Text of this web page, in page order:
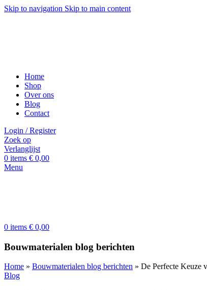
Skip to navigation Skip to main content
Home
Shop
Over ons
Blog
Contact
Login / Register
Zoek op
Verlanglijst
0 items € 0,00
Menu
0 items € 0,00
Bouwmaterialen blog berichten
Home » Bouwmaterialen blog berichten » De Perfecte Keuze
Blog